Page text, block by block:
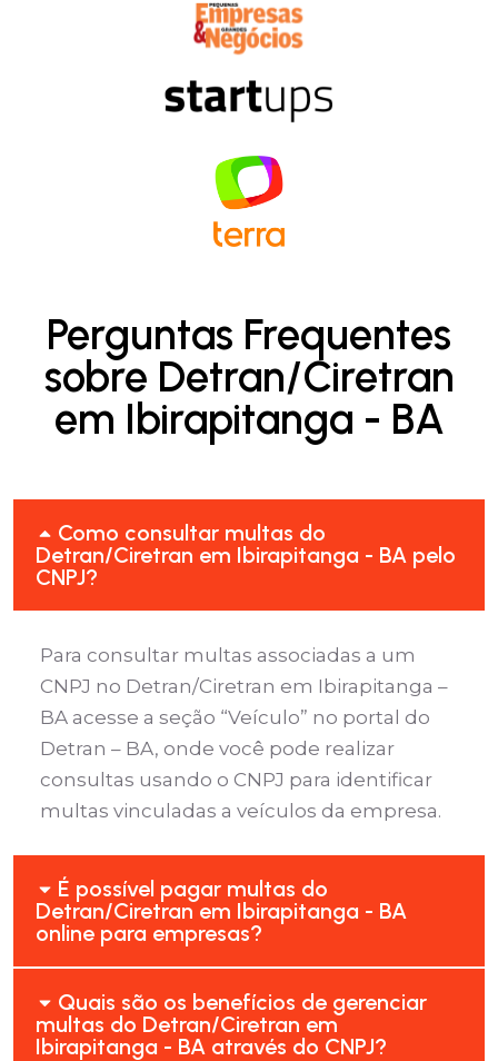
Perguntas Frequentes
sobre Detran/Ciretran
em Ibirapitanga - BA
Como consultar multas do
Detran/Ciretran em Ibirapitanga - BA pelo
CNPJ?
Para consultar multas associadas a um
CNPJ no Detran/Ciretran em Ibirapitanga –
BA acesse a seção “Veículo” no portal do
Detran – BA, onde você pode realizar
consultas usando o CNPJ para identificar
multas vinculadas a veículos da empresa.
É possível pagar multas do
Detran/Ciretran em Ibirapitanga - BA
online para empresas?
Quais são os benefícios de gerenciar
multas do Detran/Ciretran em
Ibirapitanga - BA através do CNPJ?